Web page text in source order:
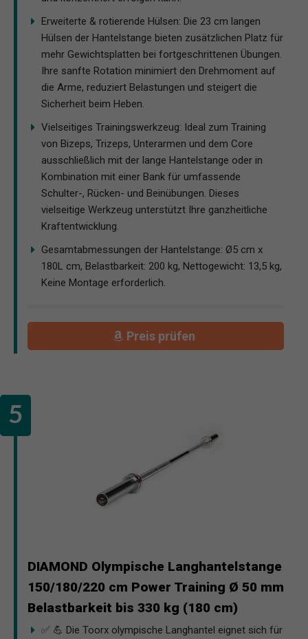
Erweiterte & rotierende Hülsen: Die 23 cm langen
Hülsen der Hantelstange bieten zusätzlichen Platz für
mehr Gewichtsplatten bei fortgeschrittenen Übungen.
Ihre sanfte Rotation minimiert den Drehmoment auf
die Arme, reduziert Belastungen und steigert die
Sicherheit beim Heben.
Vielseitiges Trainingswerkzeug: Ideal zum Training
von Bizeps, Trizeps, Unterarmen und dem Core
ausschließlich mit der lange Hantelstange oder in
Kombination mit einer Bank für umfassende
Schulter-, Rücken- und Beinübungen. Dieses
vielseitige Werkzeug unterstützt Ihre ganzheitliche
Kraftentwicklung.
Gesamtabmessungen der Hantelstange: Ø5 cm x
180L cm, Belastbarkeit: 200 kg, Nettogewicht: 13,5 kg,
Keine Montage erforderlich.
Preis prüfen
DIAMOND Olympische Langhantelstange
150/180/220 cm Power Training Ø 50 mm
Belastbarkeit bis 330 kg (180 cm)
✅ 💪 Die Toorx olympische Langhantel eignet sich für